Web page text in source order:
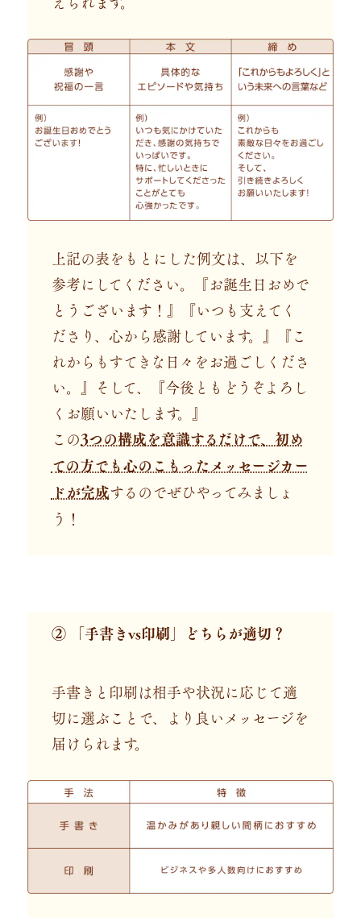
上記の表をもとにした例文は、以下を
参考にしてください。『お誕生日おめで
とうございます！』『いつも支えてく
ださり、心から感謝しています。』『こ
れからもすてきな日々をお過ごしくださ
い。』そして、『今後ともどうぞよろし
くお願いいたします。』
この3つの構成を意識するだけで、初め
ての方でも心のこもったメッセージカー
ドが完成するのでぜひやってみましょ
う！
② 「手書きvs印刷」どちらが適切？
手書きと印刷は相手や状況に応じて適
切に選ぶことで、 より良いメッセージを
届けられます。